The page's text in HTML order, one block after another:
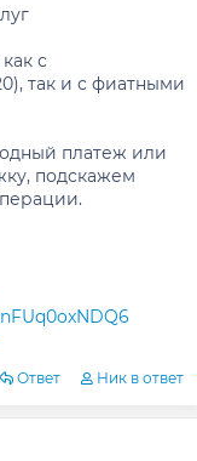
с
так и с фиатными
платеж или
подскажем
Ответ Ник в ответ